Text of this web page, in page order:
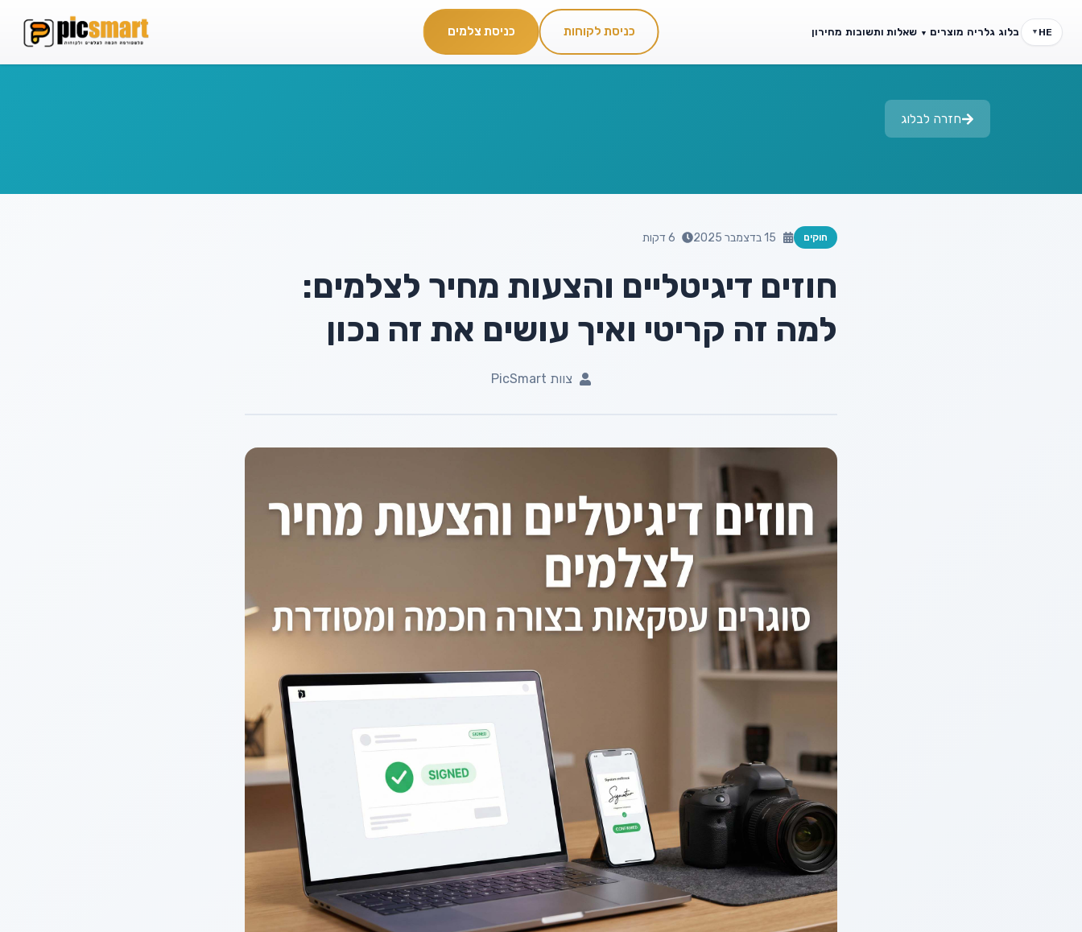
HE
▼ בלוג גלריה מוצרים ▼ שאלות ותשובות מחירון כניסת לקוחות כניסת צלמים
חזרה לבלוג
חוקים 15 בדצמבר 2025 6 דקות
חוזים דיגיטליים והצעות מחיר לצלמים:
למה זה קריטי ואיך עושים את זה נכון
צוות PicSmart